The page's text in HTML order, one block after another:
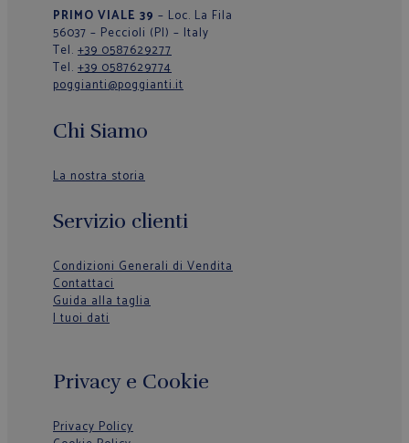
PRIMO VIALE 39 – Loc. La Fila
56037 – Peccioli (PI) – Italy
Tel. +39 0587629277
Tel. +39 0587629774
poggianti@poggianti.it
Chi Siamo
La nostra storia
Servizio clienti
Condizioni Generali di Vendita
Contattaci
Guida alla taglia
I tuoi dati
Privacy e Cookie
Privacy Policy